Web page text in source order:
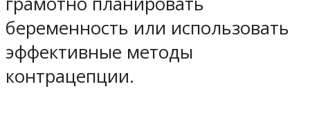
беременность или использовать
эффективные методы
контрацепции.